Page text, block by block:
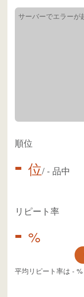
順位
- 位/- 品中
リピート率
- %
平均リピート率は - %